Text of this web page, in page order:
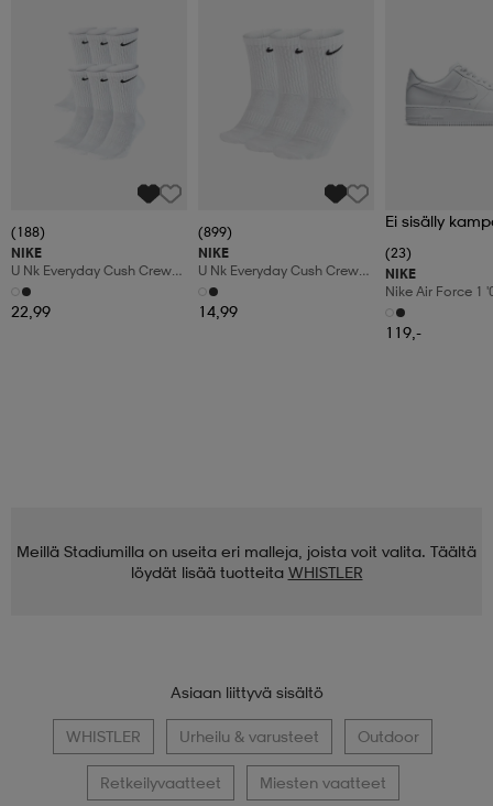
(188)
NIKE
U Nk Everyday Cush Crew
6pr-Bd
22,99
(899)
NIKE
U Nk Everyday Cush Crew
3pr
14,99
Ei sisälly
(23)
NIKE
Nike Air Force 1
Shoes
119,-
Meillä Stadiumilla on useita eri malleja, joista voit valita. Täältä
löydät lisää tuotteita WHISTLER
Asiaan liittyvä sisältö
WHISTLER Urheilu & varusteet Outdoor
Retkeilyvaatteet Miesten vaatteet